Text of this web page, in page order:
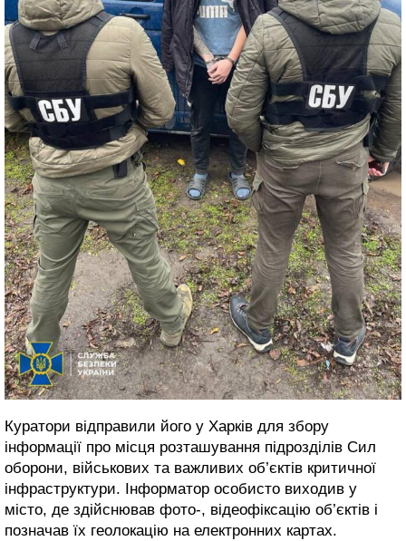
Куратори відправили його у Харків для збору
інформації про місця розташування підрозділів Сил
оборони, військових та важливих об’єктів критичної
інфраструктури. Інформатор особисто виходив у
місто, де здійснював фото-, відеофіксацію об’єктів і
позначав їх геолокацію на електронних картах.